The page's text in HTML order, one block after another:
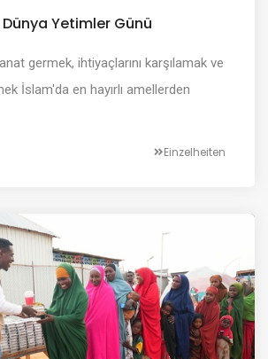
Yetimler Günü
germek, ihtiyaçlarını karşılamak ve
İslam'da en hayırlı amellerden
Einzelheiten